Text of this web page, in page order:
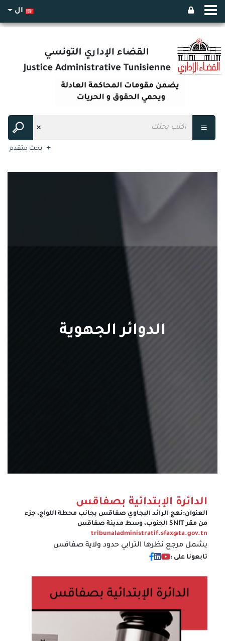
ال
بحث متقدم
الدوائر الجهوية
الدائرة الإبتدائية بصفاقس
العنوان:نهج الرائد البجاوي صفاقس بجانب محطة اللواج، جزء
من مقر SNIT الجنوب، وسط مدينة صفاقس
tribunaladministratif.sfax@ta.gov.tn
يشمل مرجع نظرها الترابي حدود ولاية صفاقس
تابعونا على :